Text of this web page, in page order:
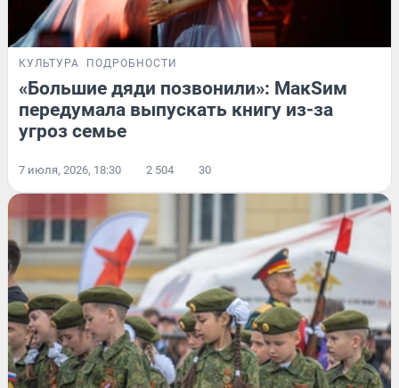
КУЛЬТУРА ПОДРОБНОСТИ
«Большие дяди позвонили»: МакSим
передумала выпускать книгу из-за
угроз семье
7 июля, 2026, 18:30 2 504 30